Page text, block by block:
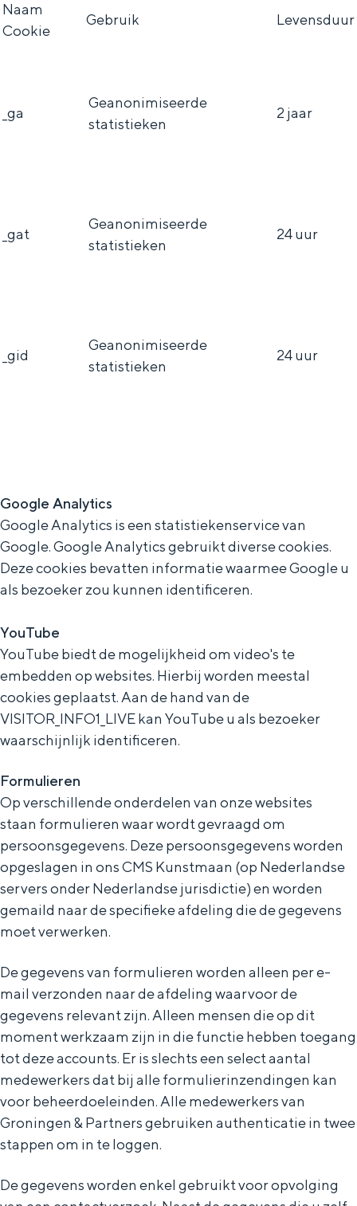
Naam
Cookie
Gebruik Levensduur
_ga
Geanonimiseerde
statistieken
2 jaar
_gat
Geanonimiseerde
statistieken
24 uur
_gid
Geanonimiseerde
statistieken
24 uur
Google Analytics
Google Analytics is een statistiekenservice van
Google. Google Analytics gebruikt diverse cookies.
Deze cookies bevatten informatie waarmee Google u
als bezoeker zou kunnen identificeren.
YouTube
YouTube biedt de mogelijkheid om video's te
embedden op websites. Hierbij worden meestal
cookies geplaatst. Aan de hand van de
VISITOR_INFO1_LIVE kan YouTube u als bezoeker
waarschijnlijk identificeren.
Formulieren
Op verschillende onderdelen van onze websites
staan formulieren waar wordt gevraagd om
persoonsgegevens. Deze persoonsgegevens worden
opgeslagen in ons CMS Kunstmaan (op Nederlandse
servers onder Nederlandse jurisdictie) en worden
gemaild naar de specifieke afdeling die de gegevens
moet verwerken.
De gegevens van formulieren worden alleen per e-
mail verzonden naar de afdeling waarvoor de
gegevens relevant zijn. Alleen mensen die op dit
moment werkzaam zijn in die functie hebben toegang
tot deze accounts. Er is slechts een select aantal
medewerkers dat bij alle formulierinzendingen kan
voor beheerdoeleinden. Alle medewerkers van
Groningen & Partners gebruiken authenticatie in twee
stappen om in te loggen.
De gegevens worden enkel gebruikt voor opvolging